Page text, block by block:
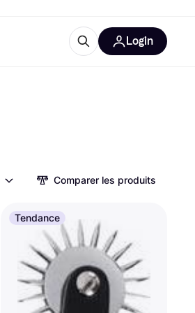
Login
Comparer les produits
Tendance